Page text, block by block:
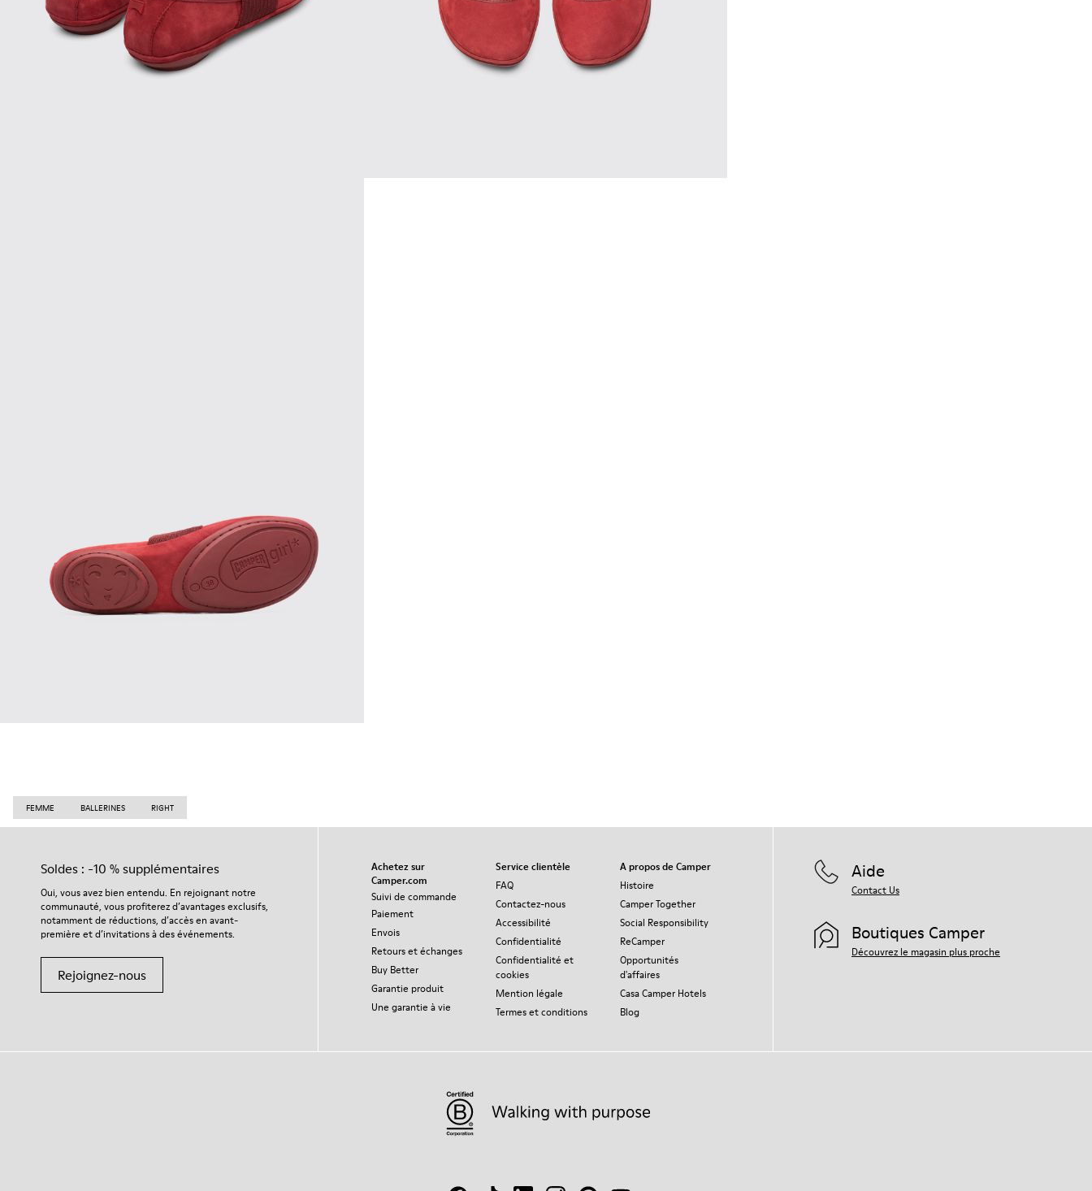
FEMME BALLERINES RIGHT
Soldes : -10 % supplémentaires
Oui, vous avez bien entendu. En rejoignant notre
communauté, vous profiterez d’avantages exclusifs,
notamment de réductions, d’accès en avant-
première et d’invitations à des événements.
Rejoignez-nous
Achetez sur
Camper.com
Suivi de commande
Paiement
Envois
Retours et échanges
Buy Better
Garantie produit
Une garantie à vie
Service clientèle
FAQ
Contactez-nous
Accessibilité
Confidentialité
Confidentialité et
cookies
Mention légale
Termes et conditions
A propos de Camper
Histoire
Camper Together
Social Responsibility
ReCamper
Opportunités
d'affaires
Casa Camper Hotels
Blog
Aide
Contact Us
Boutiques Camper
Découvrez le magasin plus proche